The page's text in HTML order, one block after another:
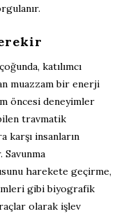
katılımcı
muazzam bir enerji
öncesi deneyimler
travmatik
karşı insanların
Savunma
harekete geçirme,
gibi biyografik
olarak işlev